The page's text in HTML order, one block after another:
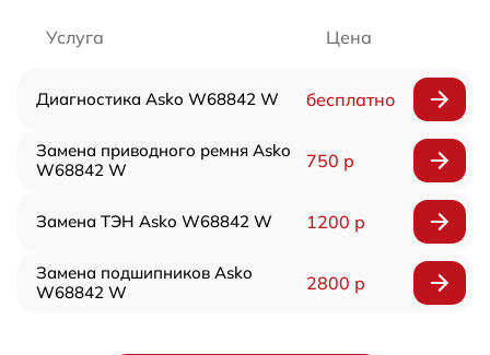
Услуга Цена
Диагностика Asko W68842 W бесплатно
Замена приводного ремня Asko
W68842 W
750 р
Замена ТЭН Asko W68842 W 1200 р
Замена подшипников Asko
W68842 W
2800 р